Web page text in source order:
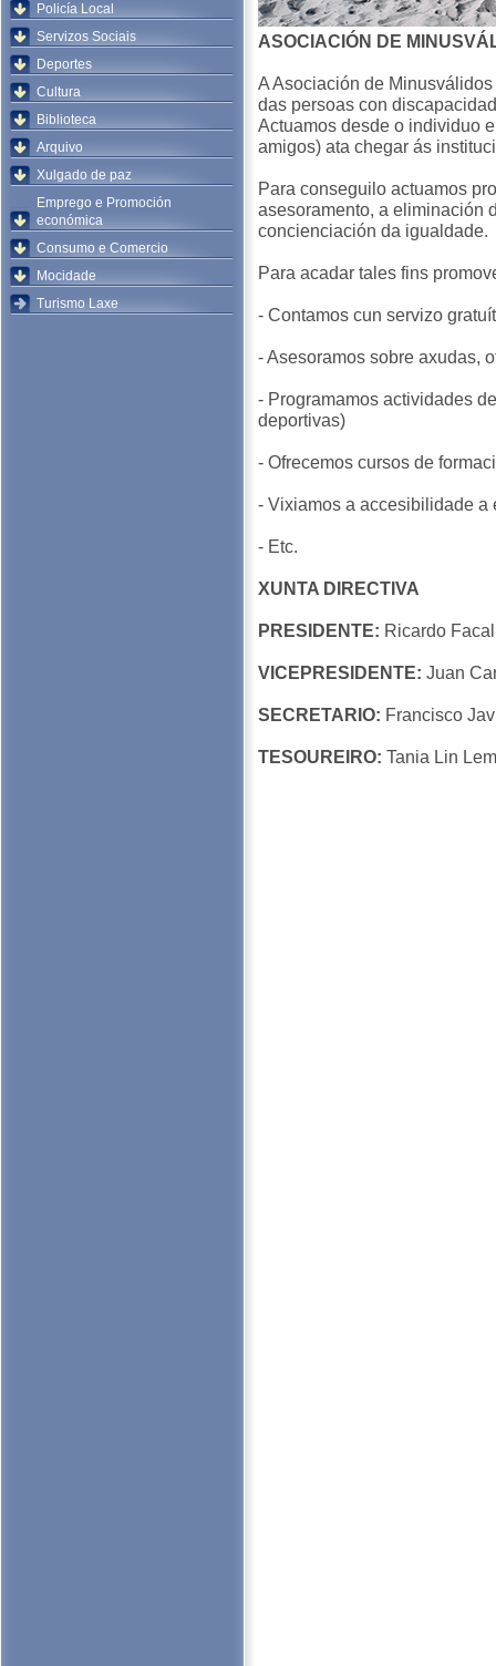
Policía Local
Servizos Sociais
Deportes
Cultura
Biblioteca
Arquivo
Xulgado de paz
Emprego e Promoción
económica
Consumo e Comercio
Mocidade
Turismo Laxe
ASOCIACIÓN DE
A Asociación de
das persoas con
Actuamos desde o individuo
amigos) ata chegar ás
Para conseguilo actuamos
asesoramento, a eliminación
concienciación da igualdade.
Para acadar tales fins
- Contamos cun servizo
- Asesoramos sobre axudas,
- Programamos actividades
deportivas)
- Ofrecemos cursos de
- Vixiamos a accesibilidade a
- Etc.
XUNTA DIRECTIVA
PRESIDENTE: Ricardo
VICEPRESIDENTE: Juan
SECRETARIO: Francisco
TESOUREIRO: Tania Lin